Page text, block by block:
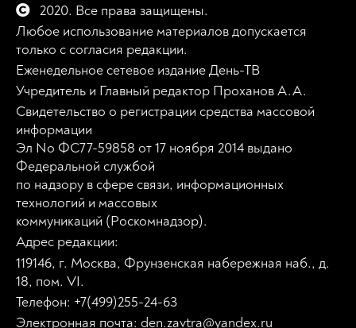
2020. Все права защищены.
Любое использование материалов допускается
только с согласия редакции.
Еженедельное сетевое издание День-ТВ
Учредитель и Главный редактор Проханов А.А.
Свидетельство о регистрации средства массовой
информации
Эл No ФС77-59858 от 17 ноября 2014 выдано
Федеральной службой
по надзору в сфере связи, информационных
технологий и массовых
коммуникаций (Роскомнадзор).
Адрес редакции:
119146, г. Москва, Фрунзенская набережная наб., д.
18, пом. VI.
Телефон: +7(499)255-24-63
Электронная почта: den.zavtra@yandex.ru